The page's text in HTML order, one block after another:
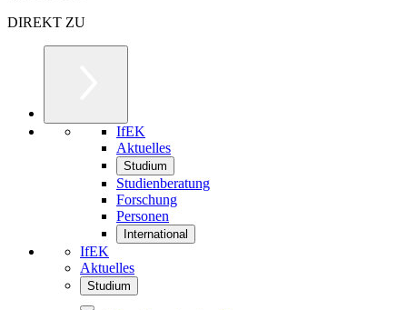
DIREKT ZU
IfEK
Aktuelles
Studium
Studienberatung
Forschung
Personen
International
IfEK
Aktuelles
Studium